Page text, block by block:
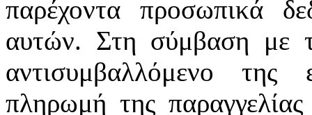
παρέχοντα προσωπικά
αυτών. Στη σύμβαση με
αντισυμβαλλόμενο
πληρωμή της